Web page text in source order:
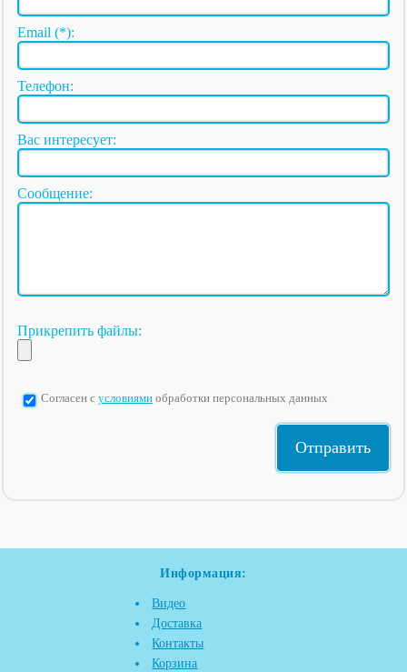
Email (*):
Телефон:
Вас интересует:
Сообщение:
Прикрепить файлы:
Согласен с условиями обработки персональных данных
Информация:
Видео
Доставка
Контакты
Корзина